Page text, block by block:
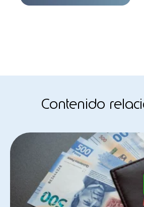
Contenido
Llama a
Tarjetas y TAGs para
Combustible
55 5262 8982
Tarjeta empresarial